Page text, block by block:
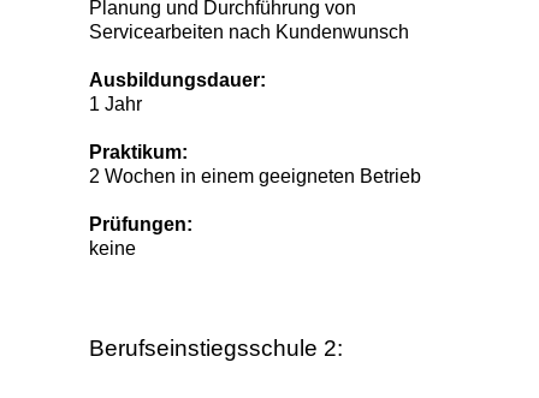
Planung und Durchführung von
Servicearbeiten nach Kundenwunsch
Ausbildungsdauer:
1 Jahr
Praktikum:
2 Wochen in einem geeigneten Betrieb
Prüfungen:
keine
Berufseinstiegsschule 2: